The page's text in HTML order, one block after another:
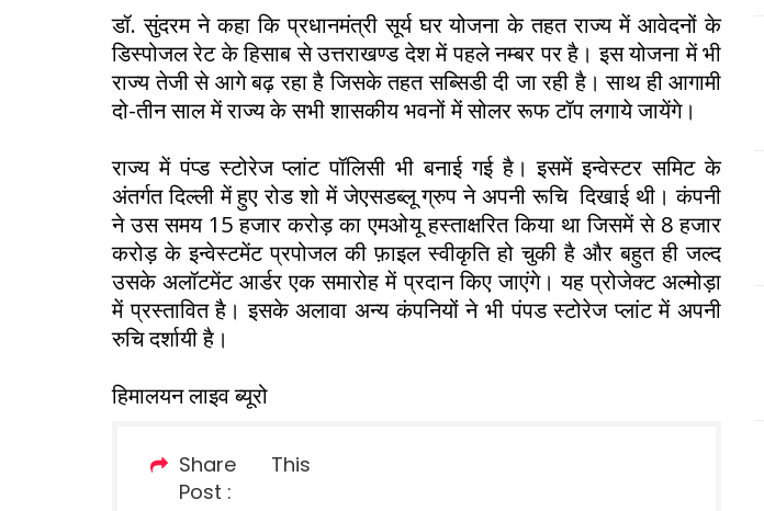
डॉ. सुंदरम ने कहा कि प्रधानमंत्री सूर्य घर योजना के तहत राज्य में आवेदनों के
डिस्पोजल रेट के हिसाब से उत्तराखण्ड देश में पहले नम्बर पर है। इस योजना में भी
राज्य तेजी से आगे बढ़ रहा है जिसके तहत सब्सिडी दी जा रही है। साथ ही आगामी
दो-तीन साल में राज्य के सभी शासकीय भवनों में सोलर रूफ टॉप लगाये जायेंगे।
राज्य में पंप्ड स्टोरेज प्लांट पॉलिसी भी बनाई गई है। इसमें इन्वेस्टर समिट के
अंतर्गत दिल्ली में हुए रोड शो में जेएसडब्लू ग्रुप ने अपनी रूचि दिखाई थी। कंपनी
ने उस समय 15 हजार करोड़ का एमओयू हस्ताक्षरित किया था जिसमें से 8 हजार
करोड़ के इन्वेस्टमेंट प्रपोजल की फ़ाइल स्वीकृति हो चुकी है और बहुत ही जल्द
उसके अलॉटमेंट आर्डर एक समारोह में प्रदान किए जाएंगे। यह प्रोजेक्ट अल्मोड़ा
में प्रस्तावित है। इसके अलावा अन्य कंपनियों ने भी पंपड स्टोरेज प्लांट में अपनी
रुचि दर्शायी है।
हिमालयन लाइव ब्यूरो
Share This
Post :